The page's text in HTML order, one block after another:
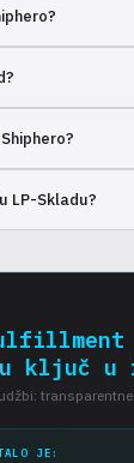
LP-Skladu?
ključ u
JE: